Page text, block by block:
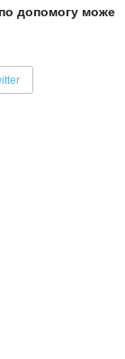
допомогу може